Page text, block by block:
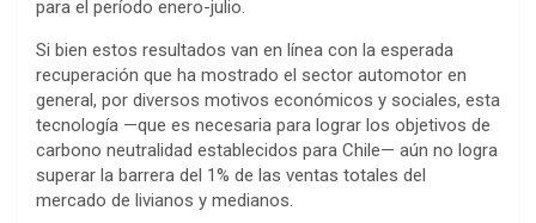
para el período enero-julio.
Si bien estos resultados van en línea con la esperada
recuperación que ha mostrado el sector automotor en
general, por diversos motivos económicos y sociales, esta
tecnología —que es necesaria para lograr los objetivos de
carbono neutralidad establecidos para Chile— aún no logra
superar la barrera del 1% de las ventas totales del
mercado de livianos y medianos.